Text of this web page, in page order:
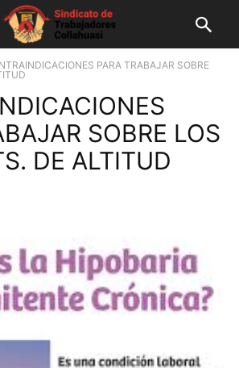
PARA TRABAJAR SOBRE
SOBRE LOS
DE ALTITUD